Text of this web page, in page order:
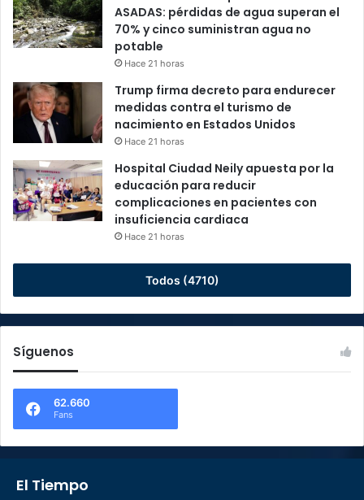
ASADAS: pérdidas de agua superan el
70% y cinco suministran agua no
potable
Hace 21 horas
Trump firma decreto para endurecer
medidas contra el turismo de
nacimiento en Estados Unidos
Hace 21 horas
Hospital Ciudad Neily apuesta por la
educación para reducir
complicaciones en pacientes con
insuficiencia cardiaca
Hace 21 horas
Todos (4710)
Síguenos
62.660
Fans
El Tiempo